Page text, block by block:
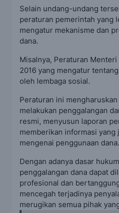
Selain undang-undang
peraturan pemerintah yang
mengatur mekanisme dan
dana.
Misalnya, Peraturan
2016 yang mengatur
oleh lembaga sosial.
Peraturan ini
melakukan penggalangan
resmi, menyusun laporan
memberikan informasi yang
mengenai penggunaan dana.
Dengan adanya dasar
penggalangan dana dapat
profesional dan
mencegah terjadinya
merugikan semua pihak